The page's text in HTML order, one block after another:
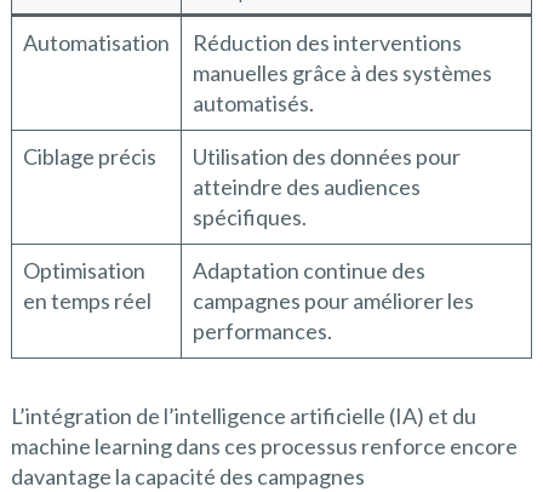
Automatisation
Réduction des interventions
manuelles grâce à des systèmes
automatisés.
Ciblage précis
Utilisation des données pour
atteindre des audiences
spécifiques.
Optimisation
en temps réel
Adaptation continue des
campagnes pour améliorer les
performances.
L’intégration de l’intelligence artificielle (IA) et du
machine learning dans ces processus renforce encore
davantage la capacité des campagnes